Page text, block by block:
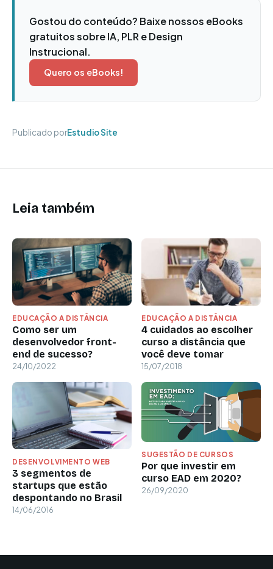
Gostou do conteúdo? Baixe nossos eBooks
gratuitos sobre IA, PLR e Design
Instrucional.
Quero os eBooks!
Publicado porEstudio Site
Leia também
EDUCAÇÃO A DISTÂNCIA
Como ser um
desenvolvedor front-
end de sucesso?
24/10/2022
EDUCAÇÃO A DISTÂNCIA
4 cuidados ao escolher
curso a distância que
você deve tomar
15/07/2018
DESENVOLVIMENTO WEB
3 segmentos de
startups que estão
despontando no Brasil
14/06/2016
SUGESTÃO DE CURSOS
Por que investir em
curso EAD em 2020?
26/09/2020